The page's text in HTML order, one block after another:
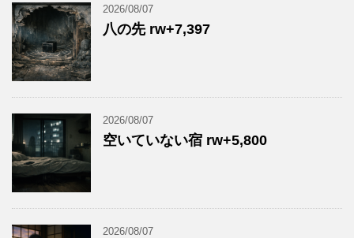
2026/08/07
八の先 rw+7,397
2026/08/07
空いていない宿 rw+5,800
2026/08/07